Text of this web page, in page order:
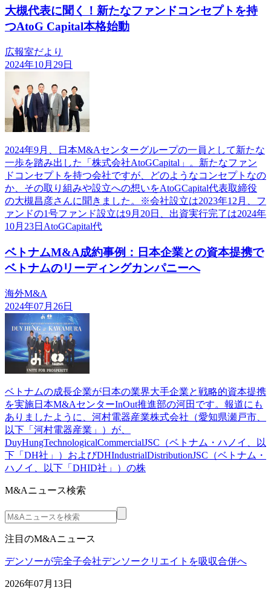
大槻代表に聞く！新たなファンドコンセプトを持
つAtoG Capital本格始動
広報室だより
2024年10月29日
2024年9月、日本M&Aセンターグループの一員として新たな
一歩を踏み出した「株式会社AtoGCapital」。新たなファン
ドコンセプトを持つ会社ですが、どのようなコンセプトなの
か、その取り組みや設立への想いをAtoGCapital代表取締役
の大槻昌彦さんに聞きました。※会社設立は2023年12月、フ
ァンドの1号ファンド設立は9月20日、出資実行完了は2024年
10月23日AtoGCapital代
ベトナムM&A成約事例：日本企業との資本提携で
ベトナムのリーディングカンパニーへ
海外M&A
2024年07月26日
ベトナムの成長企業が日本の業界大手企業と戦略的資本提携
を実施日本M&AセンターInOut推進部の河田です。報道にも
ありましたように、河村電器産業株式会社（愛知県瀬戸市、
以下「河村電器産業」）が、
DuyHungTechnologicalCommercialJSC（ベトナム・ハノイ、以
下「DH社」）およびDHIndustrialDistributionJSC（ベトナム・
ハノイ、以下「DHID社」）の株
M&Aニュース検索
注目のM&Aニュース
デンソーが完全子会社デンソークリエイトを吸収合併へ
2026年07月13日